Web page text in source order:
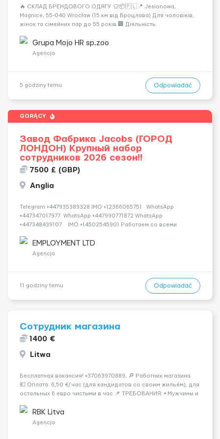
🔥 СКЛАД БРЕНДОВОГО ОДЯГУ 👕📦🇵🇱📍 Jesionowa,
Magnice, 55-040 Wrocław (15 км від Вроцлава) Для чоловіків,
жінок та сімейних пар до 55 років.🏢 Діяльність
💰 Оплата праці:Umowa Zlecenia40 zł нетто/год — до 26
років30 zł нетто/год — стандартна ставка...
Grupa Mojo HR sp.zoo
Agencja
5 godziny temu Odpowiadać
GORĄCY
Завод Фабрика Jacobs (ГОРОД
ЛОНДОН) Крупный набор
сотрудников 2026 сезон!!
7500 £ (GBP)
Anglia
Telegram +447935389328 IMO +12366065751 WhatsApp
+447347017977 WhatsApp +447990771872 WhatsApp
+447348439107 IMO +14502545901 Работаем со всеми
СДЕЛАЙ СКРИНШОТ! Telegram:@Vitali_Novikovs Telegram
@Vitali...
EMPLOYMENT LTD
Agencja
11 godziny temu Odpowiadać
Сотрудник магазина
1400 €
Litwa
Бесплатная вакансия! +37063970889, 🔎 Работник магазина
💶 Оплата: 6,50 €/час (для кандидатов со своим жильём), для
остальных 6 евро чистыми в час 📌 ТРЕБОВАНИЯ: • Мужчины и
работать &bul...
RBK Litva
Agencja